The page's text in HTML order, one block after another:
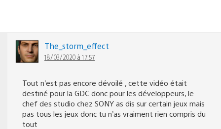
The_storm_effect
18/03/2020 à 17:57
Tout n’est pas encore dévoilé , cette vidéo était
destiné pour la GDC donc pour les développeurs, le
chef des studio chez SONY as dis sur certain jeux mais
pas tous les jeux donc tu n’as vraiment rien compris du
tout